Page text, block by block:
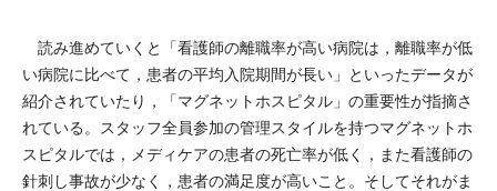
読み進めていくと「看護師の離職率が高い病院は，離職率が低
い病院に比べて，患者の平均入院期間が長い」といったデータが
紹介されていたり，「マグネットホスピタル」の重要性が指摘さ
れている。スタッフ全員参加の管理スタイルを持つマグネットホ
スピタルでは，メディケアの患者の死亡率が低く，また看護師の
針刺し事故が少なく，患者の満足度が高いこと。そしてそれがま